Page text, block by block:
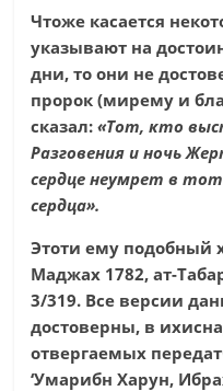
Чтоже касается
указывают на
дни, то они не
пророк (мирему и
сказал:«Тот, кто
Разговения и ночь
сердце неумрет в
сердца».
Этоти ему подобный
Маджах 1782, ат-
3/319. Все версии
достоверны, в
отвергаемых
‘Умарибн Харун,